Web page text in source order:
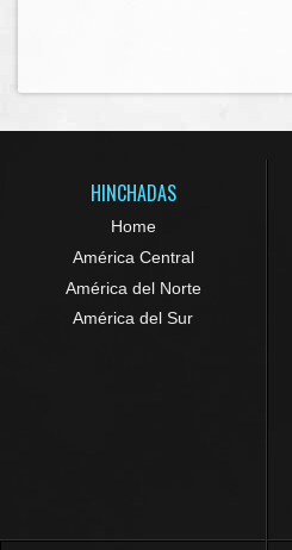
HINCHADAS
Home
América Central
América del Norte
América del Sur